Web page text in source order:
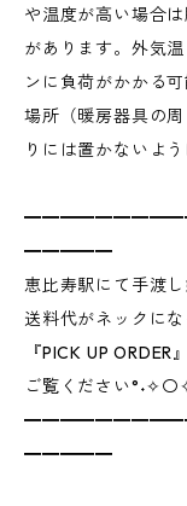
や温度が高い場合
があります。外気
ンに負荷がかかる
場所（暖房器具の
りには置かないよ
━━━━━
恵比寿駅にて手渡
送料代がネックに
『PICK UP ORDER
ご覧ください°˖✧〇
━━━━━